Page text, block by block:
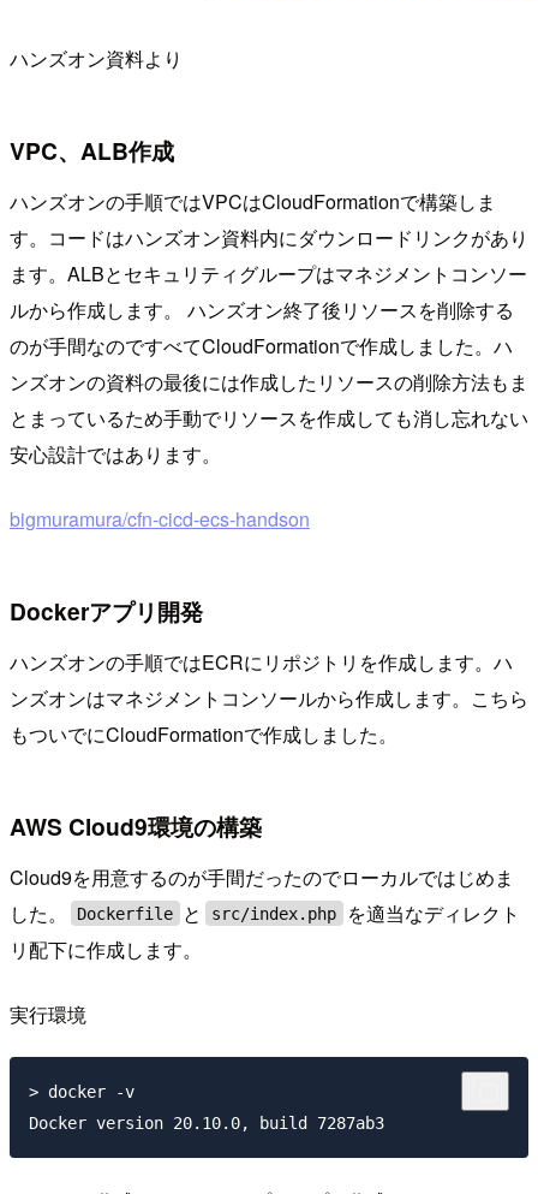
ハンズオン資料より
VPC、ALB作成
ハンズオンの手順ではVPCはCloudFormationで構築しま
す。コードはハンズオン資料内にダウンロードリンクがあり
ます。ALBとセキュリティグループはマネジメントコンソー
ルから作成します。 ハンズオン終了後リソースを削除する
のが手間なのですべてCloudFormationで作成しました。ハ
ンズオンの資料の最後には作成したリソースの削除方法もま
とまっているため手動でリソースを作成しても消し忘れない
安心設計ではあります。
bigmuramura/cfn-cicd-ecs-handson
Dockerアプリ開発
ハンズオンの手順ではECRにリポジトリを作成します。ハ
ンズオンはマネジメントコンソールから作成します。こちら
もついでにCloudFormationで作成しました。
AWS Cloud9環境の構築
Cloud9を用意するのが手間だったのでローカルではじめま
した。
Dockerfile と src/index.php
を適当なディレクト
リ配下に作成します。
実行環境
> docker -v